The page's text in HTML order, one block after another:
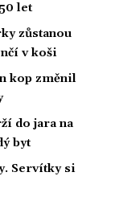
let
zůstanou
v koši
kop změnil
do jara na
byt
Servítky si